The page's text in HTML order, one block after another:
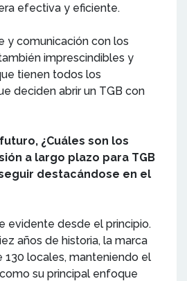
efectiva y eficiente.
y comunicación con los
imprescindibles y
tienen todos los
deciden abrir un TGB con
¿Cuáles son los
a largo plazo para TGB
destacándose en el
evidente desde el principio.
años de historia, la marca
130 locales, manteniendo el
su principal enfoque